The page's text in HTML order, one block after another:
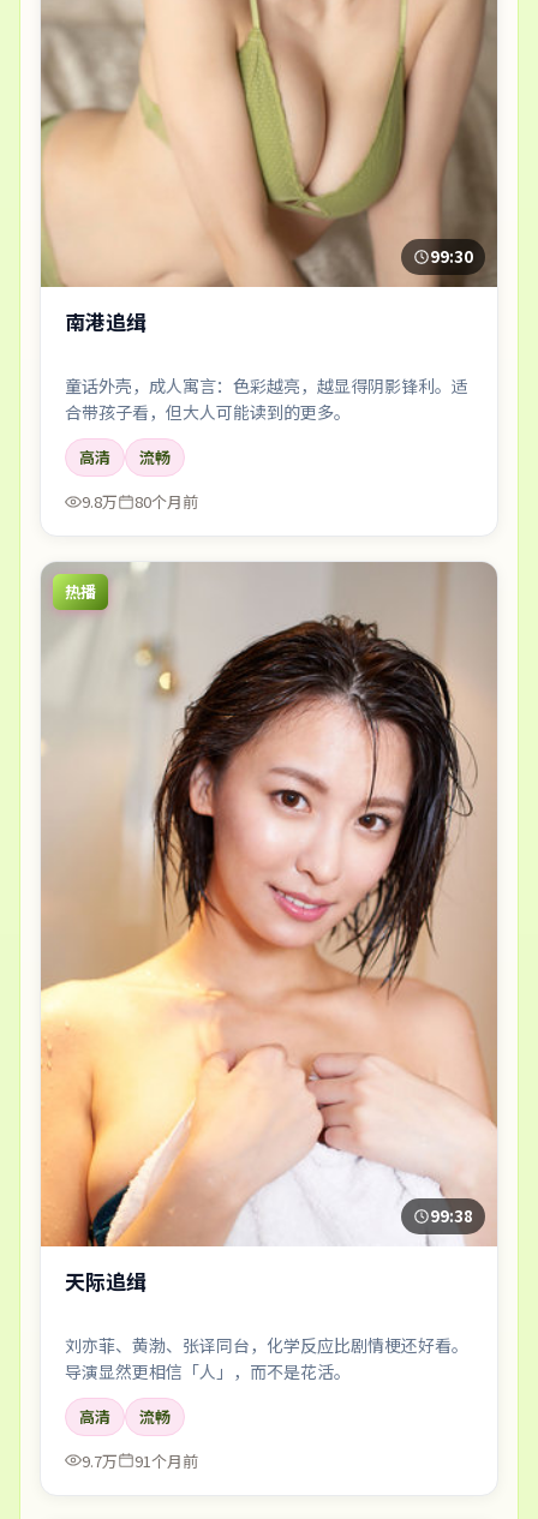
99:30
南港追缉
童话外壳，成人寓言：色彩越亮，越显得阴影锋利。适
合带孩子看，但大人可能读到的更多。
高清
流畅
9.8万
80个月前
热播
99:38
天际追缉
刘亦菲、黄渤、张译同台，化学反应比剧情梗还好看。
导演显然更相信「人」，而不是花活。
高清
流畅
9.7万
91个月前